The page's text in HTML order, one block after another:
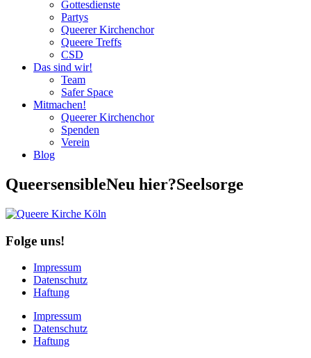
Gottesdienste
Partys
Queerer Kirchenchor
Queere Treffs
CSD
Das sind wir!
Team
Safer Space
Mitmachen!
Queerer Kirchenchor
Spenden
Verein
Blog
QueersensibleNeu hier?Seelsorge
Folge uns!
Impressum
Datenschutz
Haftung
Impressum
Datenschutz
Haftung